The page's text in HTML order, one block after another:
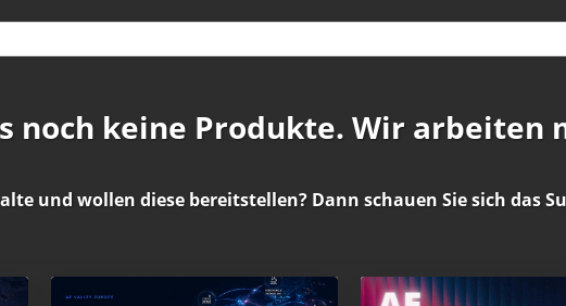
noch keine Produkte. Wir arbeiten
und wollen diese bereitstellen? Dann schauen Sie sich das